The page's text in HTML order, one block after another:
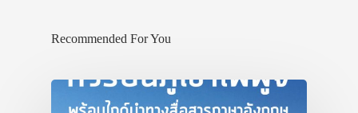
Recommended For You